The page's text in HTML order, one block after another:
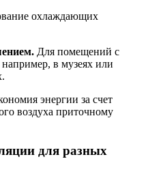
охлаждающих
Для помещений с
в музеях или
энергии за счет
воздуха приточному
для разных